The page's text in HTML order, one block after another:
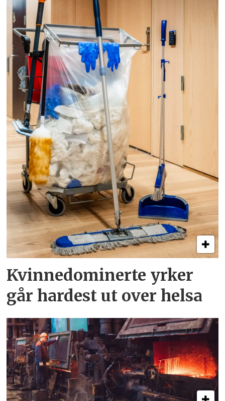
Kvinnedominerte yrker
går hardest ut over helsa